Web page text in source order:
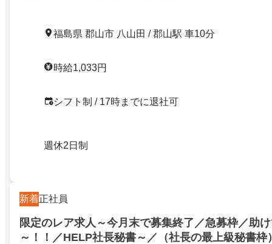
福島県 郡山市 八山田 / 郡山駅 車10分
時給1,033円
シフト制 / 17時までに退社可
週休2日制
新着正社員
限定のレア求人～今月末で募集終了／急募枠／助
～！！／HELP社長秘書～／（社長の最上級秘書枠